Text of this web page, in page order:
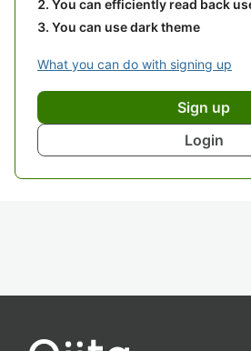
You can efficiently read back
You can use dark theme
What you can do with signing up
Sign up
Login